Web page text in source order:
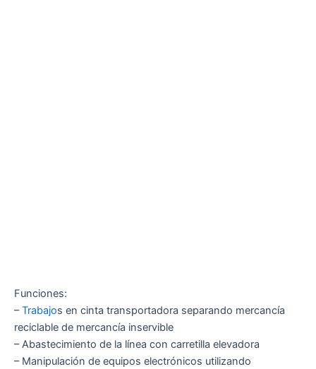
Funciones:
–Trabajos en cinta transportadora separando mercancía
reciclable de mercancía inservible
– Abastecimiento de la línea con carretilla elevadora
– Manipulación de equipos electrónicos utilizando